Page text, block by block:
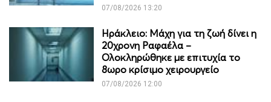
07/08/2026 13:20
Ηράκλειο: Μάχη για τη ζωή δίνει η
20χρονη Ραφαέλα –
Ολοκληρώθηκε με επιτυχία το
8ωρο κρίσιμο χειρουργείο
07/08/2026 12:00